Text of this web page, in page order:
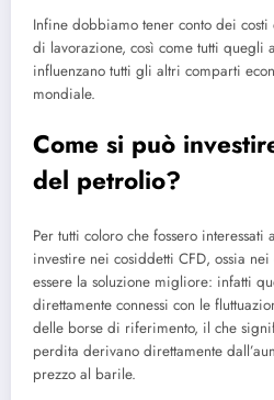
Infine dobbiamo tener conto dei
di lavorazione, così come tutti quegli
influenzano tutti gli altri comparti
mondiale.
Come si può
del petrolio?
Per tutti coloro che fossero
investire nei cosiddetti CFD, ossia
essere la soluzione migliore: infatti
direttamente connessi con le
delle borse di riferimento, il che
perdita derivano direttamente
prezzo al barile.